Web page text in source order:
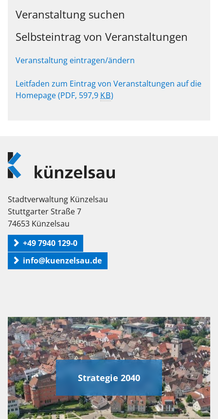
Veranstaltung suchen
Selbsteintrag von Veranstaltungen
Veranstaltung eintragen/ändern
Leitfaden zum Eintrag von Veranstaltungen auf die
Homepage(PDF, 597,9 KB)
Logo
Künzelsau
Stadtverwaltung Künzelsau
Stuttgarter Straße 7
74653 Künzelsau
+49 7940 129-0
info@kuenzelsau.de
Strategie 2040